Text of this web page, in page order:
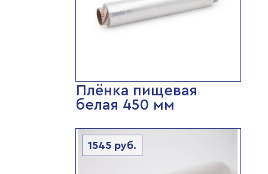
Плёнка пищевая
белая 450 мм
1545руб.